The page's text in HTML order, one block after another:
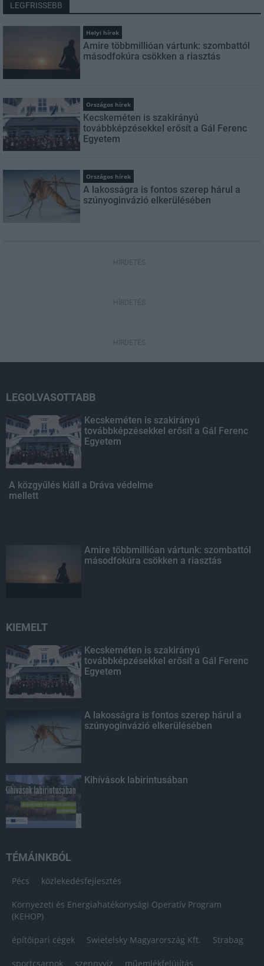
LEGFRISSEBB
Helyi hírek
Amire többmillióan vártunk: szombattól
másodfokúra csökken a riasztás
Országos hírek
Kecskeméten is szakirányú
továbbképzésekkel erősít a Gál Ferenc
Egyetem
Országos hírek
A lakosságra is fontos szerep hárul a
szúnyoginvázió elkerülésében
HÍRDETÉS
HÍRDETÉS
HÍRDETÉS
LEGOLVASOTTABB
Kecskeméten is szakirányú
továbbképzésekkel erősít a Gál Ferenc
Egyetem
A közgyűlés kiáll a Dráva védelme
mellett
Amire többmillióan vártunk: szombattól
másodfokúra csökken a riasztás
KIEMELT
Kecskeméten is szakirányú
továbbképzésekkel erősít a Gál Ferenc
Egyetem
A lakosságra is fontos szerep hárul a
szúnyoginvázió elkerülésében
Kihívások labirintusában
TÉMÁINKBÓL
Pécs közlekedésfejlesztés
Környezeti és Energiahatékonysági Operatív Program
(KEHOP)
építőipari cégek Swietelsky Magyarország Kft. Strabag
sportcsarnok szennyvíz műemlékfelújítás